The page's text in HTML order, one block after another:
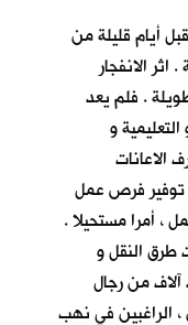
أيام قليلة من
. اثر الانفجار
. فلم يعد
و
الاعانات
توفير فرص عمل
، أمرا مستحيلا .
طرق النقل و
من رجال
الراغبين في نهب